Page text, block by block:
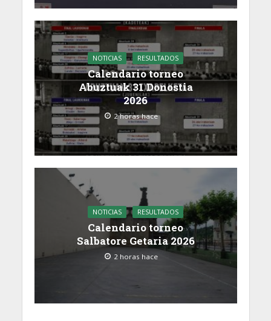
NOTICIAS RESULTADOS
Calendario torneo
Abuztuak 31 Donostia
2026
2 horas hace
NOTICIAS RESULTADOS
Calendario torneo
Salbatore Getaria 2026
2 horas hace